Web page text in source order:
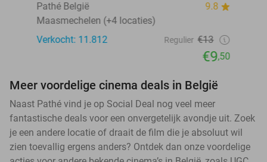
Pathé België
9.8
Maasmechelen (+4 locaties)
Verkocht: 11.812
Regulier €13
€9,50
Meer voordelige cinema deals in België
Naast Pathé vind je op Social Deal nog veel meer
fantastische deals voor een onvergetelijk avondje uit. Zoek
je een andere locatie of draait de film die je absoluut wil
zien toevallig ergens anders? Ontdek dan onze voordelige